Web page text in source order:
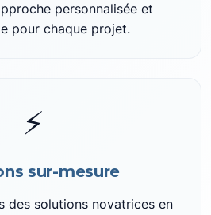
personnalisée et
pour chaque projet.
⚡
sur-mesure
des solutions novatrices en